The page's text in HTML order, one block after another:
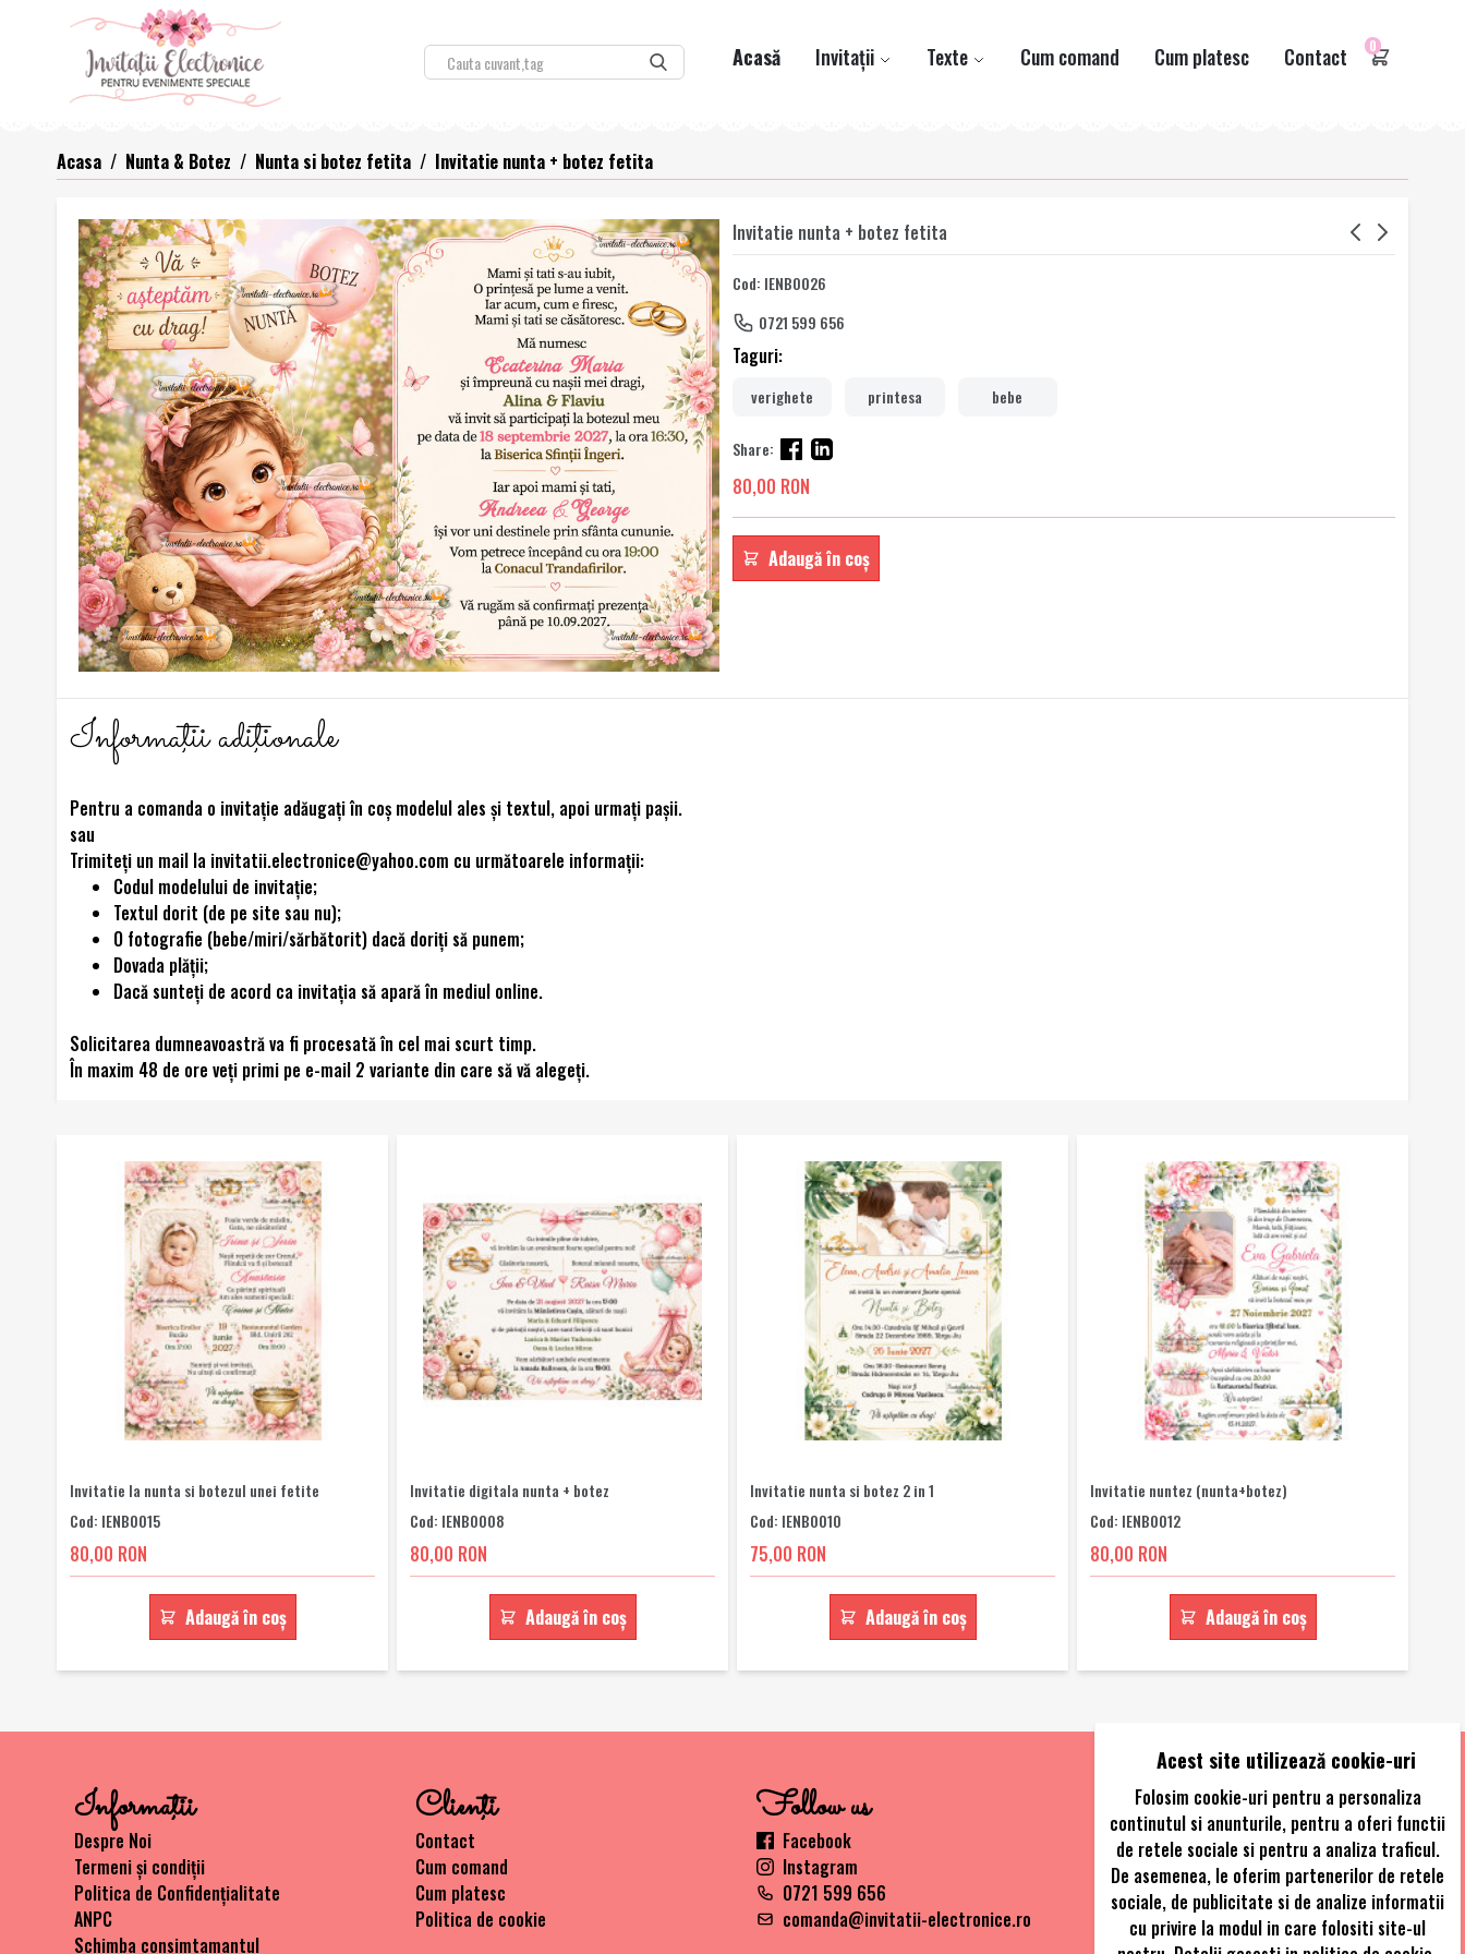
Acasă Invitații Texte Cum comand Cum platesc Contact 0
Acasa / Nunta & Botez / Nunta si botez fetita / Invitatie nunta + botez fetita
Invitatie nunta + botez fetita
Cod: IENB0026
0721 599 656
Taguri:
verighete printesa bebe
Share:
80,00 RON
Adaugă în coș
Informaţii adiţionale
Pentru a comanda o invitație adăugați în coș modelul ales și textul, apoi urmați pașii.
sau
Trimiteţi un mail la invitatii.electronice@yahoo.com cu următoarele informaţii:
Codul modelului de invitaţie;
Textul dorit (de pe site sau nu);
O fotografie (bebe/miri/sărbătorit) dacă doriți să punem;
Dovada plăţii;
Dacă sunteţi de acord ca invitaţia să apară în mediul online.
Solicitarea dumneavoastră va fi procesată în cel mai scurt timp.
În maxim 48 de ore veţi primi pe e-mail 2 variante din care să vă alegeţi.
Invitatie la nunta si botezul unei fetite
Cod: IENB0015
80,00 RON
Adaugă în coș
Invitatie digitala nunta + botez
Cod: IENB0008
80,00 RON
Adaugă în coș
Invitatie nunta si botez 2 in 1
Cod: IENB0010
75,00 RON
Adaugă în coș
Invitatie nuntez (nunta+botez)
Cod: IENB0012
80,00 RON
Adaugă în coș
Informaţii
Despre Noi
Termeni și condiții
Politica de Confidențialitate
ANPC
Schimba consimtamantul
Clienţi
Contact
Cum comand
Cum platesc
Politica de cookie
Follow us
Facebook
Instagram
0721 599 656
comanda@invitatii-electronice.ro
Acest site utilizează cookie-uri
Folosim cookie-uri pentru a personaliza
continutul si anunturile, pentru a oferi functii
de retele sociale si pentru a analiza traficul.
De asemenea, le oferim partenerilor de retele
sociale, de publicitate si de analize informatii
cu privire la modul in care folositi site-ul